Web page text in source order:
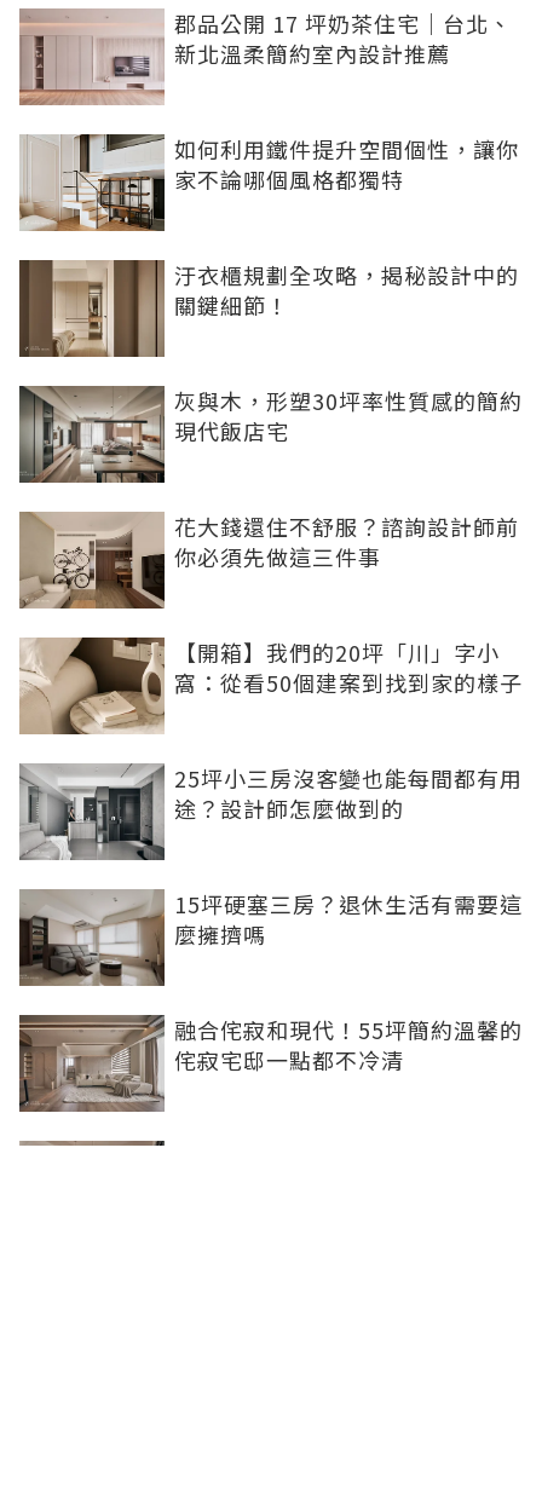
郡品公開 17 坪奶茶住宅｜台北、
新北溫柔簡約室內設計推薦
如何利用鐵件提升空間個性，讓你
家不論哪個風格都獨特
汙衣櫃規劃全攻略，揭秘設計中的
關鍵細節！
灰與木，形塑30坪率性質感的簡約
現代飯店宅
花大錢還住不舒服？諮詢設計師前
你必須先做這三件事
【開箱】我們的20坪「川」字小
窩：從看50個建案到找到家的樣子
25坪小三房沒客變也能每間都有用
途？設計師怎麼做到的
15坪硬塞三房？退休生活有需要這
麼擁擠嗎
融合侘寂和現代！55坪簡約溫馨的
侘寂宅邸一點都不冷清